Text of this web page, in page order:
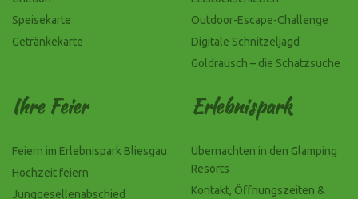
Speisekarte
Getränkekarte
Outdoor-Escape-Challenge
Digitale Schnitzeljagd
Goldrausch – die Schatzsuche
Ihre Feier
Feiern im Erlebnispark Bliesgau
Hochzeit feiern
Junggesellenabschied
Erlebnispark
Übernachten in den Glamping
Resorts
Kontakt, Öffnungszeiten &